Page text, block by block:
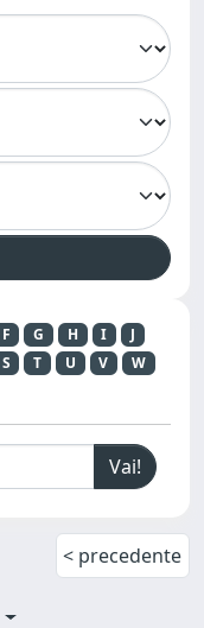
F G H I
J
S T U V
W
< precedente